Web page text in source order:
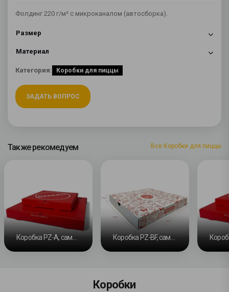
Фолдинг 220 г/м² с микроканалом (автосборка).
Размер
Материал
Категория: Коробки для пиццы
ЗАДАТЬ ВОПРОС
Также рекомедуем Все Коробки для пиццы
Коробки